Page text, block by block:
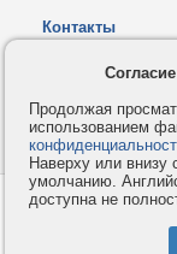
Контакты
Как оплатить
© 2008-
Продолжая
использованием
Наверху или внизу
умолчанию.
доступна не